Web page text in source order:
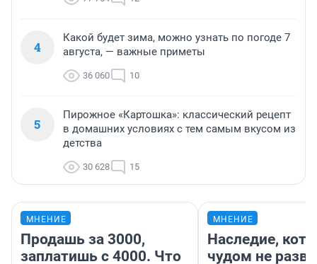
4
Какой будет зима, можно узнать по погоде 7
августа, — важные приметы
36 060 10
5
Пирожное «Картошка»: классический рецепт
в домашних условиях с тем самым вкусом из
детства
30 628 15
МНЕНИЕ
Продашь за 3000,
заплатишь с 4000. Что
МНЕНИЕ
Наследие,
чудом не